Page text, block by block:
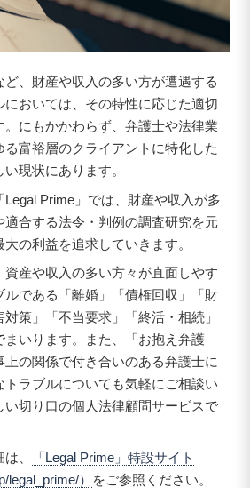
、財産や収入の多い方が遭遇する
おいては、その特性に応じた適切
。にもかかわらず、弁護士や法律業
富裕層のクライアントに特化した
現状にあります。
Prime」では、財産や収入が多
適合する法令・判例の調査研究を元
の利益を追求していきます。
産や収入の多い方々が直面しやす
ルである「離婚」「債権回収」「財
策」「不当要求」「終活・相続」
まいります。また、「お抱え弁護
の関係で付き合いのある弁護士に
トラブルについても気軽にご相談い
い切り口の個人法律顧問サービスで
、
「Legal Prime」特設サイト
legal_prime/） をご参照ください。